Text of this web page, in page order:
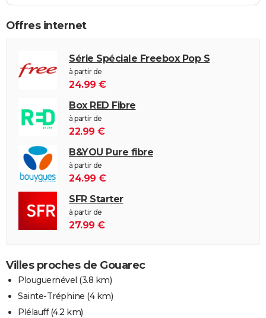
Offres internet
Série Spéciale Freebox Pop S
à partir de
24.99 €
Box RED Fibre
à partir de
22.99 €
B&YOU Pure fibre
à partir de
24.99 €
SFR Starter
à partir de
27.99 €
Villes proches de Gouarec
Plouguernével (3.8 km)
Sainte-Tréphine (4 km)
Plélauff(4.2 km)